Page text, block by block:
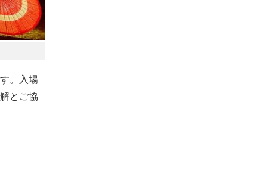
。入場
とご協